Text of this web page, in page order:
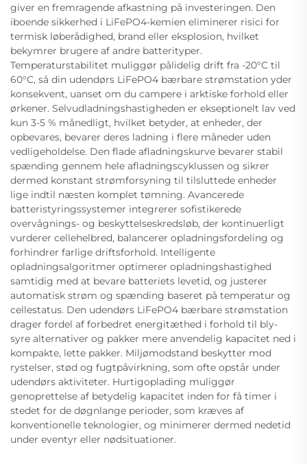
giver en fremragende afkastning på investeringen. Den
iboende sikkerhed i LiFePO4-kemien eliminerer risici for
termisk løberådighed, brand eller eksplosion, hvilket
bekymrer brugere af andre batterityper.
Temperaturstabilitet muliggør pålidelig drift fra -20°C til
60°C, så din udendørs LiFePO4 bærbare strømstation yder
konsekvent, uanset om du campere i arktiske forhold eller
ørkener. Selvudladningshastigheden er ekseptionelt lav ved
kun 3-5 % månedligt, hvilket betyder, at enheder, der
opbevares, bevarer deres ladning i flere måneder uden
vedligeholdelse. Den flade afladningskurve bevarer stabil
spænding gennem hele afladningscyklussen og sikrer
dermed konstant strømforsyning til tilsluttede enheder
lige indtil næsten komplet tømning. Avancerede
batteristyringssystemer integrerer sofistikerede
overvågnings- og beskyttelseskredsløb, der kontinuerligt
vurderer cellehelbred, balancerer opladningsfordeling og
forhindrer farlige driftsforhold. Intelligente
opladningsalgoritmer optimerer opladningshastighed
samtidig med at bevare batteriets levetid, og justerer
automatisk strøm og spænding baseret på temperatur og
cellestatus. Den udendørs LiFePO4 bærbare strømstation
drager fordel af forbedret energitæthed i forhold til bly-
syre alternativer og pakker mere anvendelig kapacitet ned i
kompakte, lette pakker. Miljømodstand beskytter mod
rystelser, stød og fugtpåvirkning, som ofte opstår under
udendørs aktiviteter. Hurtigoplading muliggør
genoprettelse af betydelig kapacitet inden for få timer i
stedet for de døgnlange perioder, som kræves af
konventionelle teknologier, og minimerer dermed nedetid
under eventyr eller nødsituationer.